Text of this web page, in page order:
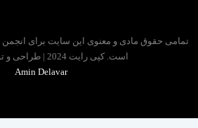
حقوق مادی و معنوی این سایت برای انجمن مفاخر
است. کپی رایت 2024 | طراحی و توسعه توسط
Amin Delavar